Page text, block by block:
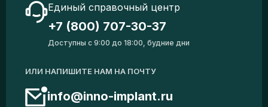
Единый справочный центр
+7 (800) 707-30-37
Доступны с 9:00 до 18:00, будние дни
ИЛИ НАПИШИТЕ НАМ НА ПОЧТУ
info@inno-implant.ru